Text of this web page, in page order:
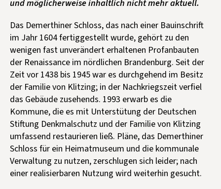
und möglicherweise inhaltlich nicht mehr aktuell.
Das Demerthiner Schloss, das nach einer Bauinschrift
im Jahr 1604 fertiggestellt wurde, gehört zu den
wenigen fast unverändert erhaltenen Profanbauten
der Renaissance im nördlichen Brandenburg. Seit der
Zeit vor 1438 bis 1945 war es durchgehend im Besitz
der Familie von Klitzing; in der Nachkriegszeit verfiel
das Gebäude zusehends. 1993 erwarb es die
Kommune, die es mit Unterstütung der Deutschen
Stiftung Denkmalschutz und der Familie von Klitzing
umfassend restaurieren ließ. Pläne, das Demerthiner
Schloss für ein Heimatmuseum und die kommunale
Verwaltung zu nutzen, zerschlugen sich leider; nach
einer realisierbaren Nutzung wird weiterhin gesucht.